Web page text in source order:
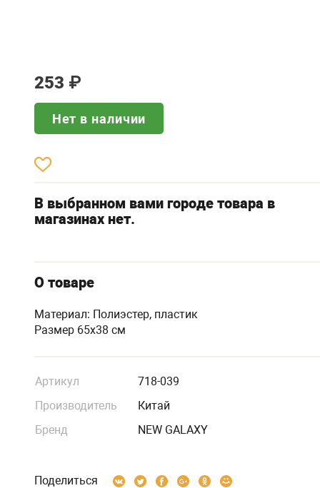
253 ₽
Нет в наличии
В выбранном вами городе товара в
магазинах нет.
О товаре
Материал: Полиэстер, пластик
Размер 65x38 см
Артикул
718-039
Производитель
Китай
Бренд
NEW GALAXY
Поделиться